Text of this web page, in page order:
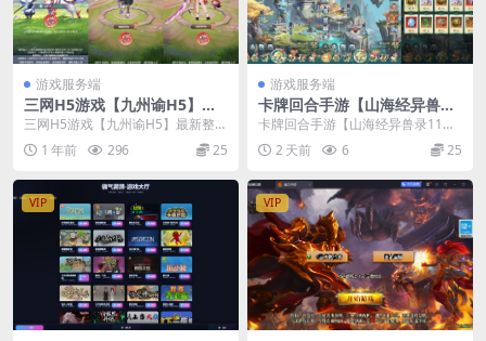
游戏服务端
三网H5游戏【九州谕H5】最
新整理CentOS手工服务端+G
M授权后台+源码+视频教程
三网H5游戏【九州谕H5】最新整理
CentOS手工服务端+GM授权后台
+源码+视...
1 年前 296 25
游戏服务端
卡牌回合手游【山海经异兽录
11赛季全人物代金券内购版】
最新整理Win系服务端+授权G
M后台+管理后台+热更修改工
卡牌回合手游【山海经异兽录11赛
季全人物代金券内购版】最新整理
Win系服务端+授...
2 天前 6 25
VIP VIP